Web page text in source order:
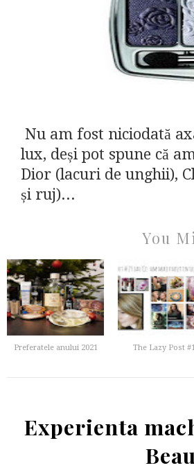
Nu am fost niciodată
lux, deși pot spune că
Dior (lacuri de unghii),
și ruj)...
You
Preferatele anului 2021 The Lazy Post
Experienta